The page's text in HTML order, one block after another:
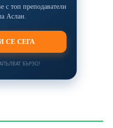
с топ преподаватели
Аслан.
СЕ СЕГА
БЪРЗО!